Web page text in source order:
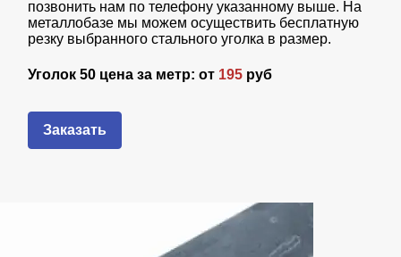
позвонить нам по телефону указанному выше. На
металлобазе мы можем осуществить бесплатную
резку выбранного стального уголка в размер.
Уголок 50 цена за метр: от 195 руб
Заказать